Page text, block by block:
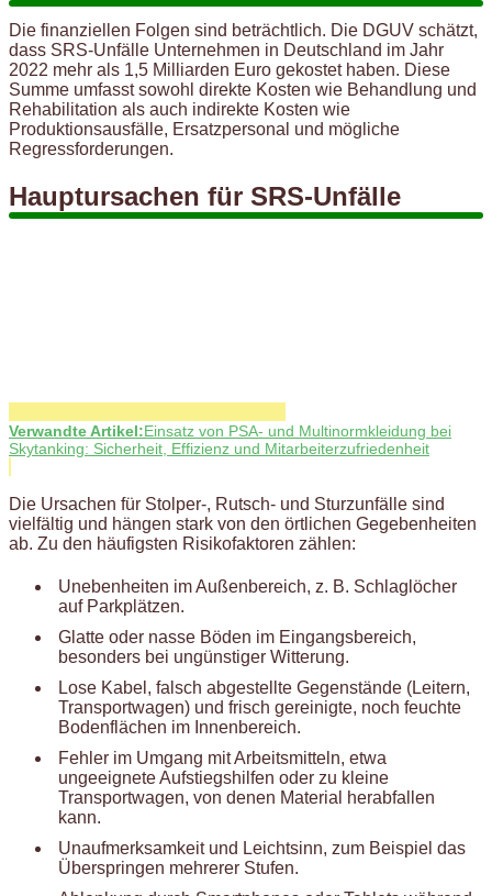
Die finanziellen Folgen sind beträchtlich. Die DGUV schätzt,
dass SRS-Unfälle Unternehmen in Deutschland im Jahr
2022 mehr als 1,5 Milliarden Euro gekostet haben. Diese
Summe umfasst sowohl direkte Kosten wie Behandlung und
Rehabilitation als auch indirekte Kosten wie
Produktionsausfälle, Ersatzpersonal und mögliche
Regressforderungen.
Hauptursachen für SRS-Unfälle
Verwandte Artikel:Einsatz von PSA- und Multinormkleidung bei
Skytanking: Sicherheit, Effizienz und Mitarbeiterzufriedenheit
Die Ursachen für Stolper-, Rutsch- und Sturzunfälle sind
vielfältig und hängen stark von den örtlichen Gegebenheiten
ab. Zu den häufigsten Risikofaktoren zählen:
Unebenheiten im Außenbereich, z. B. Schlaglöcher
auf Parkplätzen.
Glatte oder nasse Böden im Eingangsbereich,
besonders bei ungünstiger Witterung.
Lose Kabel, falsch abgestellte Gegenstände (Leitern,
Transportwagen) und frisch gereinigte, noch feuchte
Bodenflächen im Innenbereich.
Fehler im Umgang mit Arbeitsmitteln, etwa
ungeeignete Aufstiegshilfen oder zu kleine
Transportwagen, von denen Material herabfallen
kann.
Unaufmerksamkeit und Leichtsinn, zum Beispiel das
Überspringen mehrerer Stufen.